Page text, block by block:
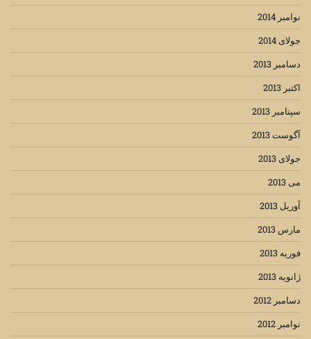
نوامبر 2014
جولای 2014
دسامبر 2013
اکتبر 2013
سپتامبر 2013
آگوست 2013
جولای 2013
می 2013
آوریل 2013
مارس 2013
فوریه 2013
ژانویه 2013
دسامبر 2012
نوامبر 2012